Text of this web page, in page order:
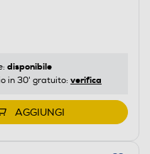
disponibile
in 30' gratuito: verifica
AGGIUNGI